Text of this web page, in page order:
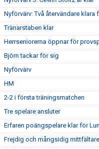
Nyförvärv: Två återvändare klara
Tränarstaben klar
Herrseniorerna öppnar för
Björn tackar för sig
Nyförvärv
HM
2-2 i första träningsmatchen
Tre spelare ansluter
Erfaren poängspelare klar för
Frejdig och mångsidig